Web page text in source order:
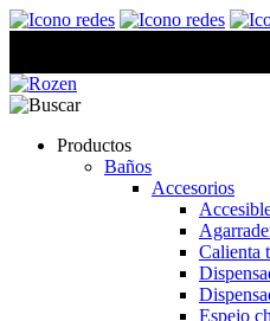
Productos
Baños
Accesorios
Calienta
Espejo